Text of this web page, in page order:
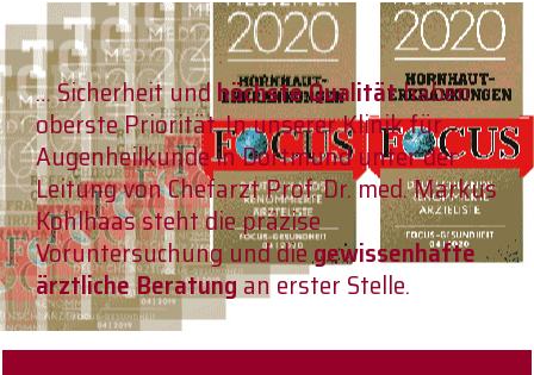
… Sicherheit undhöchste Qualitäthaben
oberste Priorität. In unserer Klinik für
Augenheilkunde in Dortmund unter der
Leitung von Chefarzt Prof. Dr. med. Markus
Kohlhaas steht die präzise
Voruntersuchung und diegewissenhafte
ärztliche Beratungan erster Stelle.